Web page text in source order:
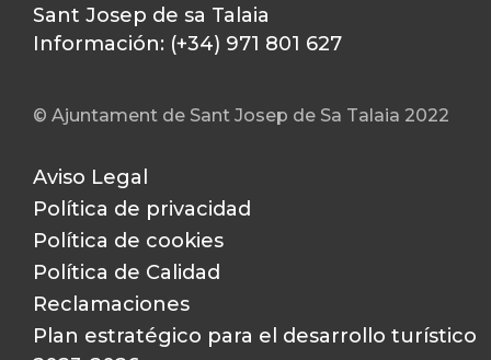
Sant Josep de sa Talaia
Información: (+34) 971 801 627
© Ajuntament de Sant Josep de Sa Talaia 2022
Aviso Legal
Política de privacidad
Política de cookies
Política de Calidad
Reclamaciones
Plan estratégico para el desarrollo turístico